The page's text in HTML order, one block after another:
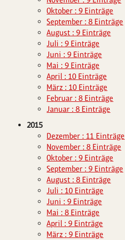
Oktober : 9 Einträge
September : 8 Einträge
August : 9 Einträge
Juli : 9 Einträge
Juni : 9 Einträge
Mai : 9 Einträge
April : 10 Einträge
März : 10 Einträge
Februar : 8 Einträge
Januar : 8 Einträge
2015
Dezember : 11 Einträge
November : 8 Einträge
Oktober : 9 Einträge
September : 9 Einträge
August : 8 Einträge
Juli : 10 Einträge
Juni : 9 Einträge
Mai : 8 Einträge
April : 9 Einträge
März : 9 Einträge